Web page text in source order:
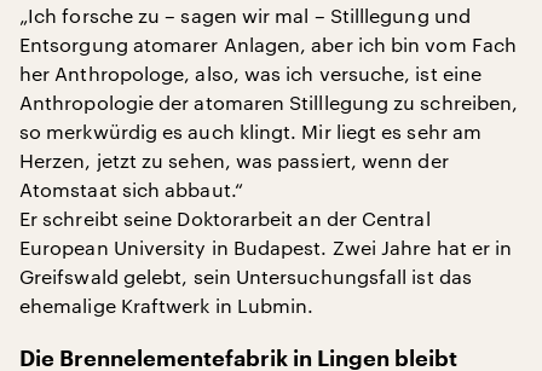
„Ich forsche zu – sagen wir mal – Stilllegung und
Entsorgung atomarer Anlagen, aber ich bin vom Fach
her Anthropologe, also, was ich versuche, ist eine
Anthropologie der atomaren Stilllegung zu schreiben,
so merkwürdig es auch klingt. Mir liegt es sehr am
Herzen, jetzt zu sehen, was passiert, wenn der
Atomstaat sich abbaut.“
Er schreibt seine Doktorarbeit an der Central
European University in Budapest. Zwei Jahre hat er in
Greifswald gelebt, sein Untersuchungsfall ist das
ehemalige Kraftwerk in Lubmin.
Die Brennelementefabrik in Lingen bleibt